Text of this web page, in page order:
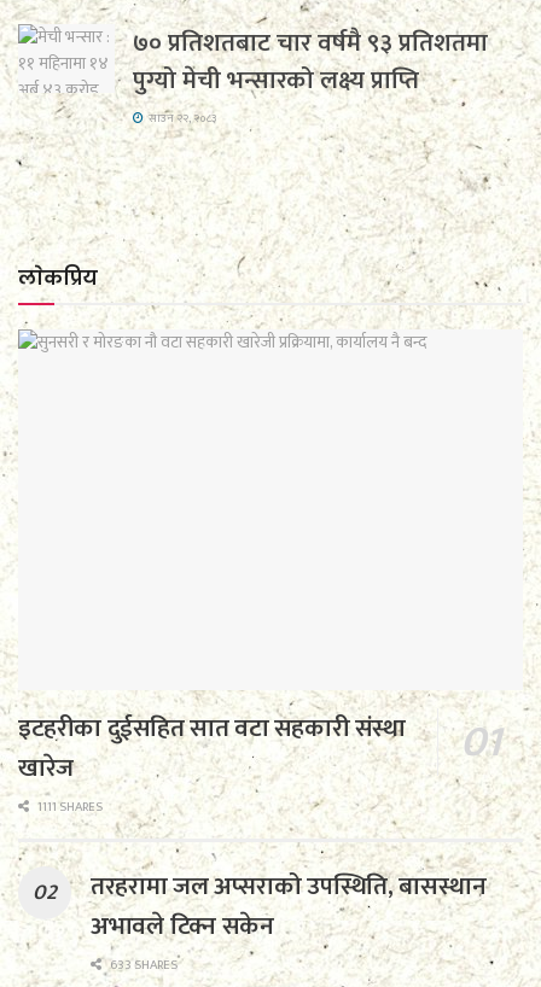
७० प्रतिशतबाट चार वर्षमै ९३ प्रतिशतमा
पुग्यो मेची भन्सारको लक्ष्य प्राप्ति
साउन २२, २०८३
लाेकप्रिय
इटहरीका दुईसहित सात वटा सहकारी संस्था
खारेज
1111 SHARES
तरहरामा जल अप्सराको उपस्थिति, बासस्थान
अभावले टिक्न सकेन
633 SHARES